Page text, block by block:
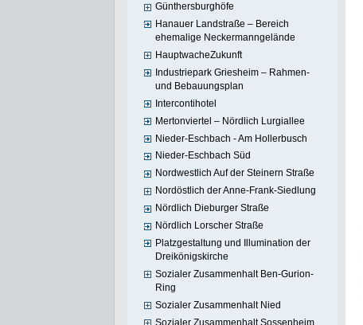
Günthersburghöfe
Hanauer Landstraße – Bereich
ehemalige Neckermanngelände
HauptwacheZukunft
Industriepark Griesheim – Rahmen-
und Bebauungsplan
Intercontihotel
Mertonviertel – Nördlich Lurgiallee
Nieder-Eschbach - Am Hollerbusch
Nieder-Eschbach Süd
Nordwestlich Auf der Steinern Straße
Nordöstlich der Anne-Frank-Siedlung
Nördlich Dieburger Straße
Nördlich Lorscher Straße
Platzgestaltung und Illumination der
Dreikönigskirche
Sozialer Zusammenhalt Ben-Gurion-
Ring
Sozialer Zusammenhalt Nied
Sozialer Zusammenhalt Sossenheim